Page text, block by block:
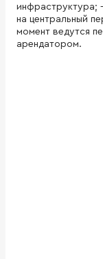
инфраструктура;
на центральный
момент ведутся
арендатором.